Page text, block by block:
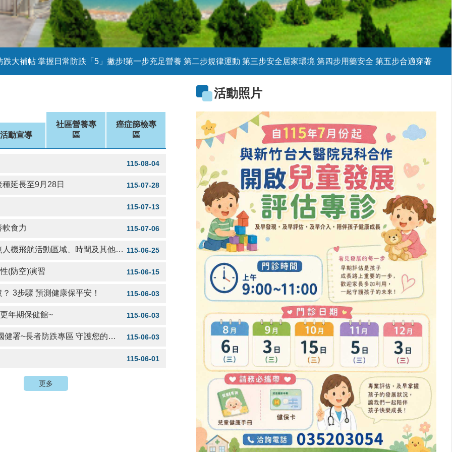
跌大補帖 掌握日常防跌「5」撇步!第一步充足營養 第二步規律運動 第三步安全居家環境 第四步用藥安全 第五步合適穿著
質疏鬆不要來 儲存骨本有6招 第一招均衡飲食 第二招適度運動 第三招防止跌倒 第四招戒菸限酒 第五招早期檢查 第六招適度日曬
竹縣政府衛生局邀請您的寶貝加入幼兒專責醫師制度計畫，讓幼兒專責醫師與您「童」行~新竹縣政府衛生局 諮詢專線03-5518160 分機261 林小姐、分機266歐小姐
年期 護心5要訣~健康體重 均衡飲食 規律運動 放鬆舒緩 無菸樂活~遠離心血管疾病風險!
年期不是健康的轉折點，而是「重新照顧自己的開始」均衡飲食是預防骨質疏鬆的重要關鍵，建議攝取足夠的鈣質、維生素D與優質蛋白質，以維持骨骼健康
活動宣導
社區營養專
區
癌症篩檢專
區
115-08-04
115-07-28
延長至9月28日
115-07-13
115-07-06
軟食力
115-06-25
活動區域、時間及其他管理事項」公告事宜
115-06-15
(防空)演習
115-06-03
3步驟 預測健康保平安！
115-06-03
年期保健館~
115-06-03
~長者防跌專區 守護您的健康與幸福!
115-06-01
更多
活動照片